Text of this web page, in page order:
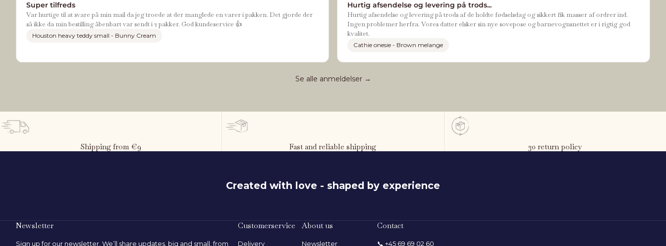
Super tilfreds
Var hurtige til at svare på min mail da jeg troede at der manglede en varer i pakken. Det gjorde der
så ikke da min bestilling åbenbart var sendt i 2 pakker. God kundeservice 👍
Houston heavy teddy small - Bunny Cream
Hurtig afsendelse og levering på trods...
Hurtig afsendelse og levering på trods af de holdte fødselsdag og sikkert fik masser af ordrer ind.
Ingen problemer herfra. Vores datter elsker sin nye sovepose og barnevognsnettet er i rigtig god
kvalitet.
Cathie onesie - Brown melange
Se alle anmeldelser →
Shipping from €9 Fast and reliable shipping 30 return policy
Created with love - shaped by experience
Newsletter
Sign up for our newsletter. We’ll share updates, big and small, from
Customerservice
Delivery
About us
Newsletter
Contact
📞 +45 69 69 02 60